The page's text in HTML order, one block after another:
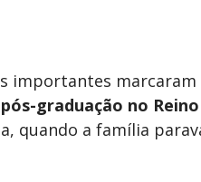
importantes
pós-graduação no
quando a família